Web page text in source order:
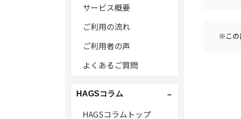
※この
サービス概要
ご利用の流れ
ご利用者の声
よくあるご質問
HAGSコラム
HAGSコラムトップ